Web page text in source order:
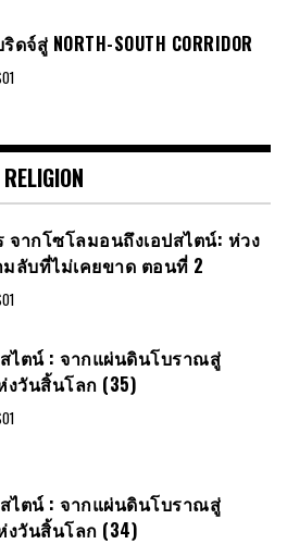
จ์สู่ NORTH-SOUTH CORRIDOR
RELIGION
จากโซโลมอนถึงเอปสไตน์: ห่วง
ลับที่ไม่เคยขาด ตอนที่ 2
สไตน์​ : จากแผ่นดินโบราณสู่
วันสิ้นโลก​ (35)
สไตน์​ : จากแผ่นดินโบราณสู่
วันสิ้นโลก​ (34)